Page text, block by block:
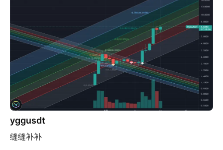
yggusdt
缝缝补补